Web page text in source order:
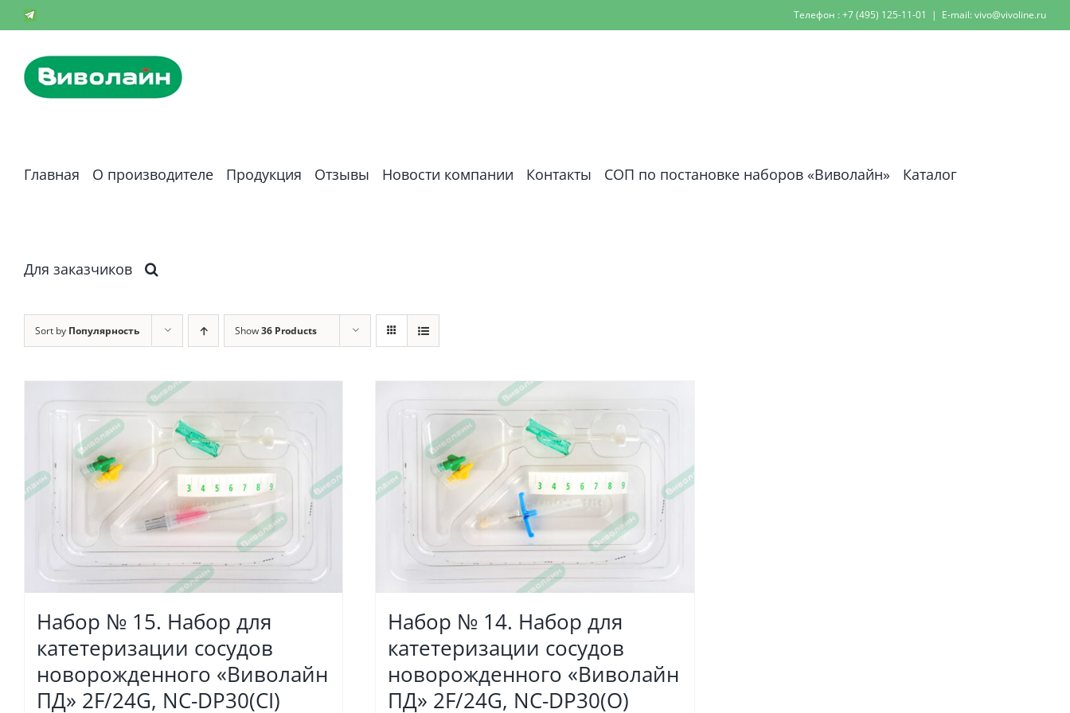
Skip
content
Телеграм-
Телефон : +7 (495) 125-11-01 | E-mail: vivo@vivoline.ru
Главная О производителе Продукция Отзывы Новости компании Контакты СОП по постановке наборов «Виволайн» Каталог
Для заказчиков
Sort by Популярность Show36 Products
Набор № 15. Набор для
катетеризации сосудов
новорожденного «Виволайн
ПД» 2F/24G, NC-DP30(CI)
Набор № 14. Набор для
катетеризации сосудов
новорожденного «Виволайн
ПД» 2F/24G, NC-DP30(O)